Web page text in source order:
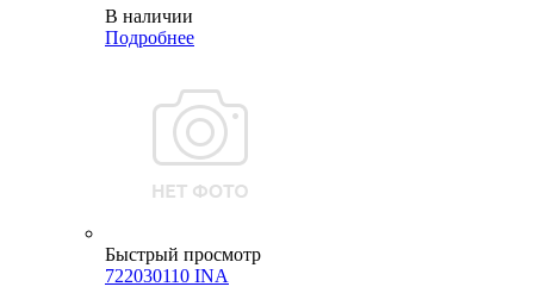
В наличии
Подробнее
Быстрый просмотр
722030110 INA